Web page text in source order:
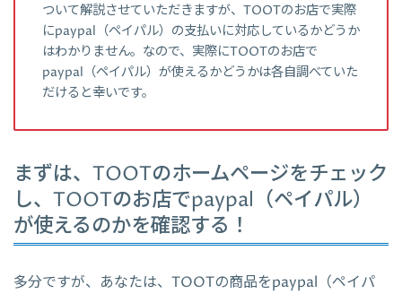
ついて解説させていただきますが、TOOTのお店で実際
にpaypal（ペイパル）の支払いに対応しているかどうか
はわかりません。なので、実際にTOOTのお店で
paypal（ペイパル）が使えるかどうかは各自調べていた
だけると幸いです。
まずは、TOOTのホームページをチェック
し、TOOTのお店でpaypal（ペイパル）
が使えるのかを確認する！
多分ですが、あなたは、TOOTの商品をpaypal（ペイパ